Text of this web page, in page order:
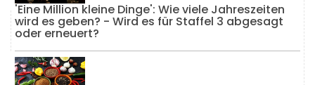
'Eine Million kleine Dinge': Wie viele Jahreszeiten
wird es geben? - Wird es für Staffel 3 abgesagt
oder erneuert?